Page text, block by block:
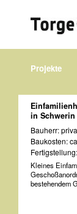
Projekte
in
Bauherr:
Baukosten:
Kleines
bestehendem